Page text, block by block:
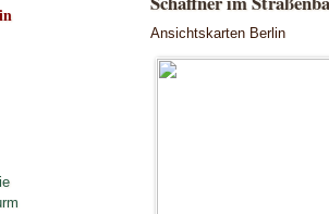
Ansichtskarten Berlin